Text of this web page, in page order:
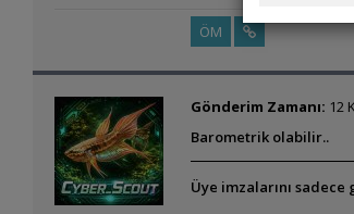
ÖM
Gönderim Zamanı: 12
Barometrik olabilir..
Üye imzalarını